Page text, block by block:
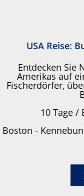
USA Reise:
Entdecken Sie
Amerikas auf
Fischerdörfer,
10 Tage /
Boston -